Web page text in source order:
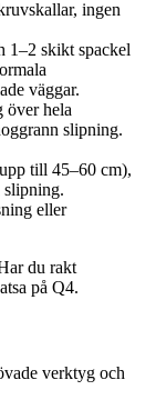
ingen
1–2 skikt spackel
väggar.
över hela
slipning.
till 45–60 cm),
slipning.
eller
du rakt
på Q4.
verktyg och